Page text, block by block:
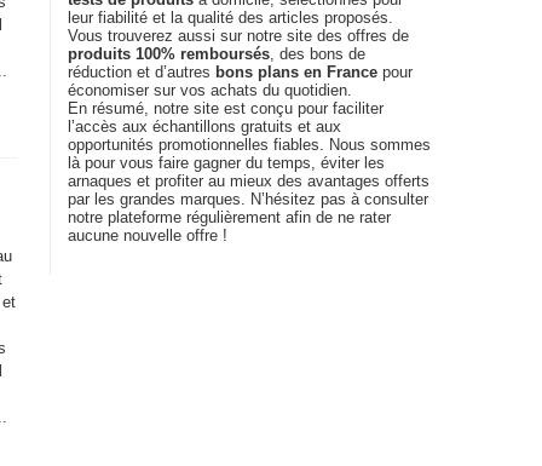
leur fiabilité et la qualité des articles proposés.
Vous trouverez aussi sur notre site des offres de
produits 100% remboursés, des bons de
réduction et d’autres bons plans en France pour
économiser sur vos achats du quotidien.
En résumé, notre site est conçu pour faciliter
l’accès aux échantillons gratuits et aux
opportunités promotionnelles fiables. Nous sommes
là pour vous faire gagner du temps, éviter les
arnaques et profiter au mieux des avantages offerts
par les grandes marques. N’hésitez pas à consulter
notre plateforme régulièrement afin de ne rater
aucune nouvelle offre !